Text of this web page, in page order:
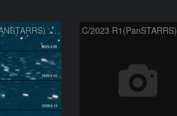
C/2023 R1 (PANSTARRS) の変化 C/2023 R1(PanSTARRS)